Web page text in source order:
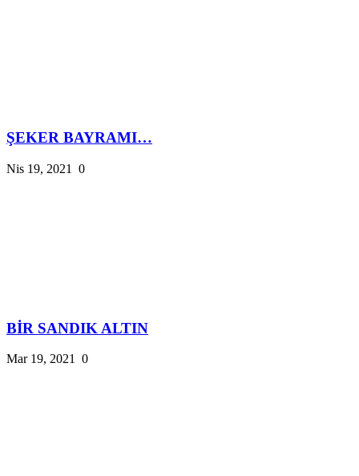
ŞEKER BAYRAMI…
Nis 19, 2021 0
BİR SANDIK ALTIN
Mar 19, 2021 0